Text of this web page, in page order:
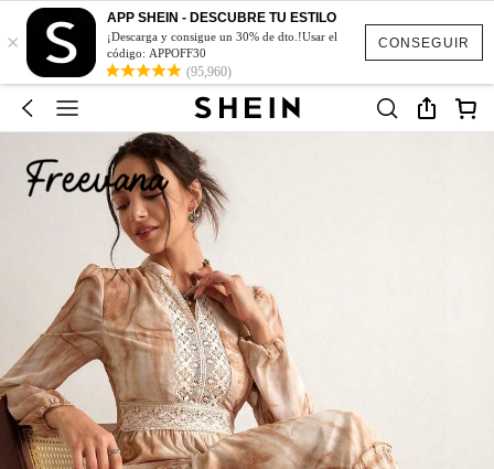
CONSEGUIR
×
APP SHEIN - DESCUBRE TU ESTILO
¡Descarga y consigue un 30% de dto.!Usar el
código: APPOFF30
(95,960)